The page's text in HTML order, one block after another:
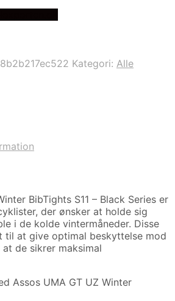
8b2b217ec522 Kategori: Alle
BibTights S11 – Black Series er
der ønsker at holde sig
i de kolde vintermåneder. Disse
til at give optimal beskyttelse mod
de sikrer maksimal
Assos UMA GT UZ Winter